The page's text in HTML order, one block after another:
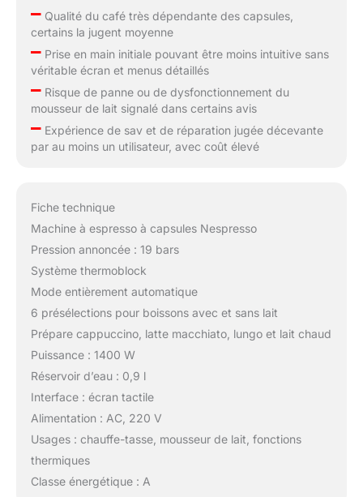
–Qualité du café très dépendante des capsules,
certains la jugent moyenne
–Prise en main initiale pouvant être moins intuitive sans
véritable écran et menus détaillés
–Risque de panne ou de dysfonctionnement du
mousseur de lait signalé dans certains avis
–Expérience de sav et de réparation jugée décevante
par au moins un utilisateur, avec coût élevé
Fiche technique
Machine à espresso à capsules Nespresso
Pression annoncée : 19 bars
Système thermoblock
Mode entièrement automatique
6 présélections pour boissons avec et sans lait
Prépare cappuccino, latte macchiato, lungo et lait chaud
Puissance : 1400 W
Réservoir d’eau : 0,9 l
Interface : écran tactile
Alimentation : AC, 220 V
Usages : chauffe-tasse, mousseur de lait, fonctions
thermiques
Classe énergétique : A